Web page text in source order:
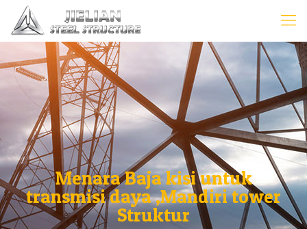
Menara Baja kisi untuk
transmisi daya ,Mandiri tower
Struktur